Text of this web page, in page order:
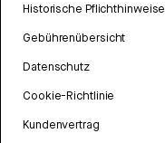
Historische Pflichthinweise
Gebührenübersicht
Datenschutz
Cookie-Richtlinie
Kundenvertrag